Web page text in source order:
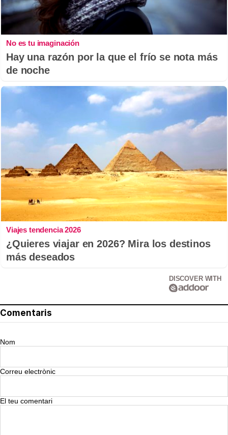
No es tu imaginación
Hay una razón por la que el frío se nota más
de noche
Viajes tendencia 2026
¿Quieres viajar en 2026? Mira los destinos
más deseados
DISCOVER WITH
Comentaris
Nom
Correu electrònic
El teu comentari